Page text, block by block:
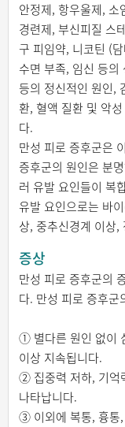
안정제, 항우울제,
경련제, 부신피질 스
구 피임약, 니코틴 (
수면 부족, 임신 등의
등의 정신적인 원인,
환, 혈액 질환 및 악
다.
만성 피로 증후군은
증후군의 원인은 분
러 유발 요인들이 복
유발 요인으로는 바
상, 중추신경계 이상,
증상
만성 피로 증후군의
다. 만성 피로 증후군
① 별다른 원인 없이
이상 지속됩니다.
② 집중력 저하, 기억
나타납니다.
③ 이외에 복통, 흉통,